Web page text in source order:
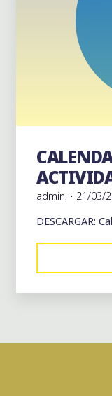
Cuarto Básico A
admin
21/03/
DESCARGAR: